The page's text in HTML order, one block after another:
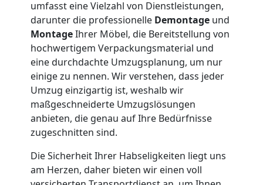
umfasst eine Vielzahl von Dienstleistungen,
darunter die professionelle Demontage und
MontageIhrer Möbel, die Bereitstellung von
hochwertigem Verpackungsmaterial und
eine durchdachte Umzugsplanung, um nur
einige zu nennen. Wir verstehen, dass jeder
Umzug einzigartig ist, weshalb wir
maßgeschneiderte Umzugslösungen
anbieten, die genau auf Ihre Bedürfnisse
zugeschnitten sind.
Die Sicherheit Ihrer Habseligkeiten liegt uns
am Herzen, daher bieten wir einen voll
Wiener
Neustadt
Kleintransport
Wiener
Neustadt